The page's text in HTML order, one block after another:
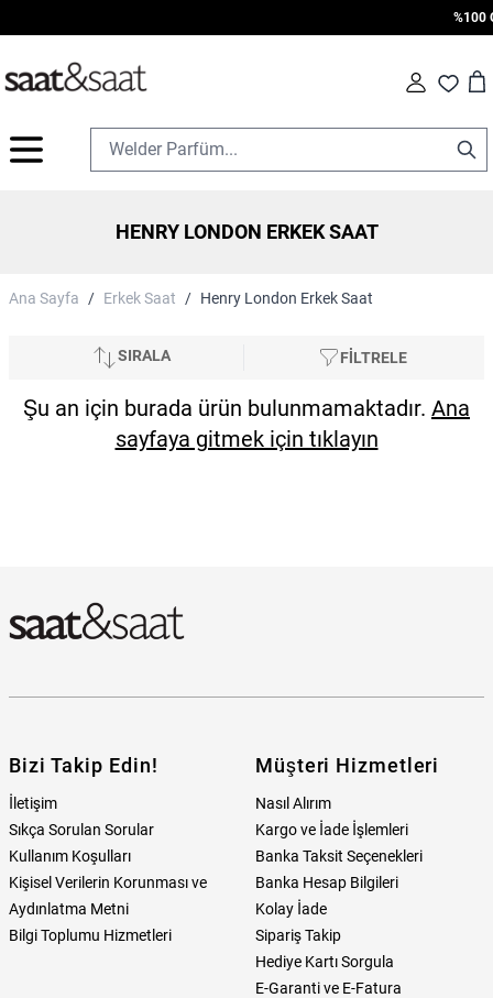
%100
Fav Cart
HENRY LONDON ERKEK SAAT
Ana Sayfa / Erkek Saat / Henry London Erkek Saat
SIRALA FİLTRELE
Şu an için burada ürün bulunmamaktadır. Ana
sayfaya gitmek için tıklayın
Bizi Takip Edin!
İletişim
Sıkça Sorulan Sorular
Kullanım Koşulları
Kişisel Verilerin Korunması ve
Aydınlatma Metni
Bilgi Toplumu Hizmetleri
Müşteri Hizmetleri
Nasıl Alırım
Kargo ve İade İşlemleri
Banka Taksit Seçenekleri
Banka Hesap Bilgileri
Kolay İade
Sipariş Takip
Hediye Kartı Sorgula
E-Garanti ve E-Fatura